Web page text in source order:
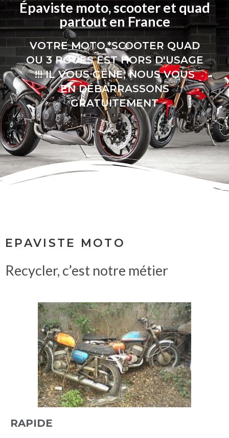
Épaviste moto, scooter et quad
partout en France
VOTRE MOTO,*SCOOTER QUAD
OU 3 ROUES EST HORS D'USAGE
!!! IL VOUS GÊNE, NOUS VOUS
EN DÉBARRASSONS
GRATUITEMENT
EPAVISTE MOTO
Recycler, c’est notre métier
RAPIDE